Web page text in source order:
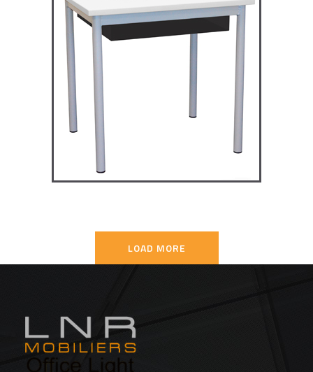
TD4P75 – Dale table 4 pieds
70×50
TABLES SECONDAIRE
LOAD MORE